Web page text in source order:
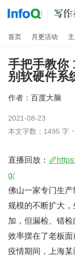
首页 月更活动
手把手教你
别软硬件系
作者： 百度大脑
2021-08-23
本文字数：1495 字
直播回放：
g/
佛山一家专门生
规模的不断扩大
加，但漏检、错
效率摆在了老板
疫情期间，上海